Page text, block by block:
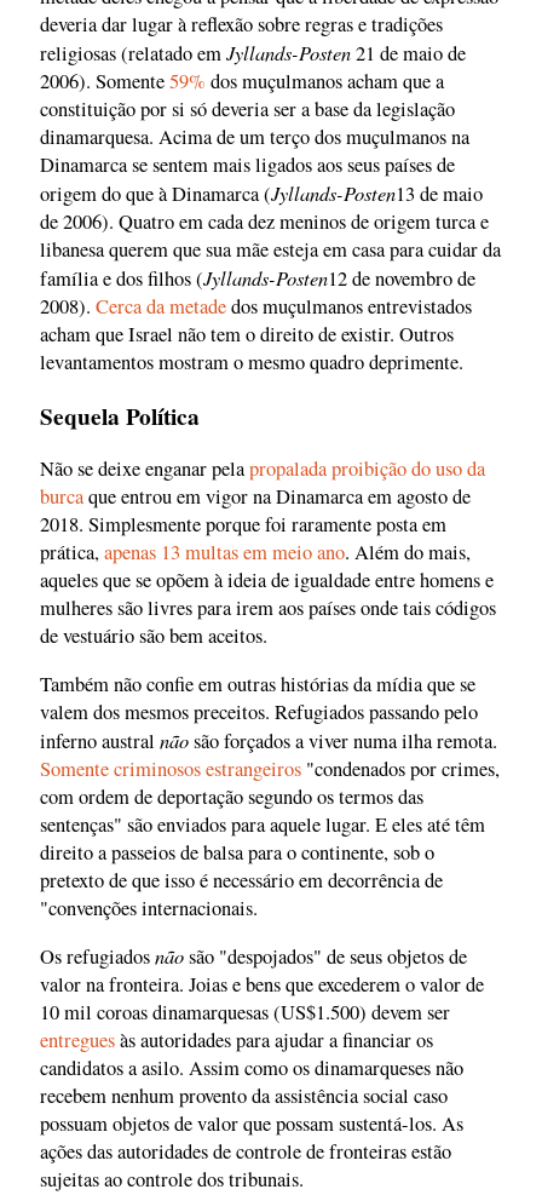
deveria dar lugar à reflexão sobre regras e tradições
religiosas (relatado emJyllands-Posten21 de maio de
2006). Somente59% dos muçulmanos acham que a
constituição por si só deveria ser a base da legislação
dinamarquesa. Acima de um terço dos muçulmanos na
Dinamarca se sentem mais ligados aos seus países de
origem do que à Dinamarca (Jyllands-Posten13 de maio
de 2006). Quatro em cada dez meninos de origem turca e
libanesa querem que sua mãe esteja em casa para cuidar da
família e dos filhos (Jyllands-Posten12 de novembro de
2008). Cerca da metadedos muçulmanos entrevistados
acham que Israel não tem o direito de existir. Outros
levantamentos mostram o mesmo quadro deprimente.
Sequela Política
Não se deixe enganar pelapropalada proibição do uso da
burcaque entrou em vigor na Dinamarca em agosto de
2018. Simplesmente porque foi raramente posta em
prática,apenas 13 multas em meio ano. Além do mais,
aqueles que se opõem à ideia de igualdade entre homens e
mulheres são livres para irem aos países onde tais códigos
de vestuário são bem aceitos.
Também não confie em outras histórias da mídia que se
valem dos mesmos preceitos. Refugiados passando pelo
inferno austral nãosão forçados a viver numa ilha remota.
Somente criminosos estrangeiros "condenados por crimes,
com ordem de deportação segundo os termos das
sentenças" são enviados para aquele lugar. E eles até têm
direito a passeios de balsa para o continente, sob o
pretexto de que isso é necessário em decorrência de
"convenções internacionais.
Os refugiadosnãosão "despojados" de seus objetos de
valor na fronteira. Joias e bens que excederem o valor de
10 mil coroas dinamarquesas (US$1.500) devem ser
entreguesàs autoridades para ajudar a financiar os
candidatos a asilo. Assim como os dinamarqueses não
recebem nenhum provento da assistência social caso
possuam objetos de valor que possam sustentá-los. As
ações das autoridades de controle de fronteiras estão
sujeitas ao controle dos tribunais.